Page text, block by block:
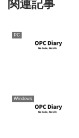
関連記事
PC
Windows